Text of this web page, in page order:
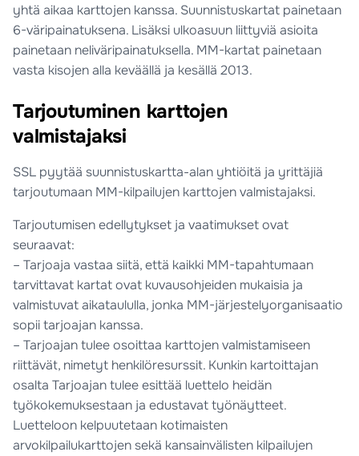
yhtä aikaa karttojen kanssa. Suunnistuskartat painetaan
6-väripainatuksena. Lisäksi ulkoasuun liittyviä asioita
painetaan neliväripainatuksella. MM-kartat painetaan
vasta kisojen alla keväällä ja kesällä 2013.
Tarjoutuminen karttojen
valmistajaksi
SSL pyytää suunnistuskartta-alan yhtiöitä ja yrittäjiä
tarjoutumaan MM-kilpailujen karttojen valmistajaksi.
Tarjoutumisen edellytykset ja vaatimukset ovat
seuraavat:
– Tarjoaja vastaa siitä, että kaikki MM-tapahtumaan
tarvittavat kartat ovat kuvausohjeiden mukaisia ja
valmistuvat aikataululla, jonka MM-järjestelyorganisaatio
sopii tarjoajan kanssa.
– Tarjoajan tulee osoittaa karttojen valmistamiseen
riittävät, nimetyt henkilöresurssit. Kunkin kartoittajan
osalta Tarjoajan tulee esittää luettelo heidän
työkokemuksestaan ja edustavat työnäytteet.
Luetteloon kelpuutetaan kotimaisten
arvokilpailukarttojen sekä kansainvälisten kilpailujen